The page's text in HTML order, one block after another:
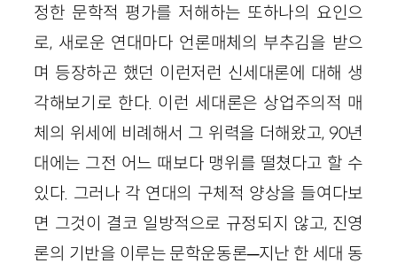
정한 문학적 평가를 저해하는 또하나의 요인으
로, 새로운 연대마다 언론매체의 부추김을 받으
며 등장하곤 했던 이런저런 신세대론에 대해 생
각해보기로 한다. 이런 세대론은 상업주의적 매
체의 위세에 비례해서 그 위력을 더해왔고, 90년
대에는 그전 어느 때보다 맹위를 떨쳤다고 할 수
있다. 그러나 각 연대의 구체적 양상을 들여다보
면 그것이 결코 일방적으로 규정되지 않고, 진영
론의 기반을 이루는 문학운동론─지난 한 세대 동